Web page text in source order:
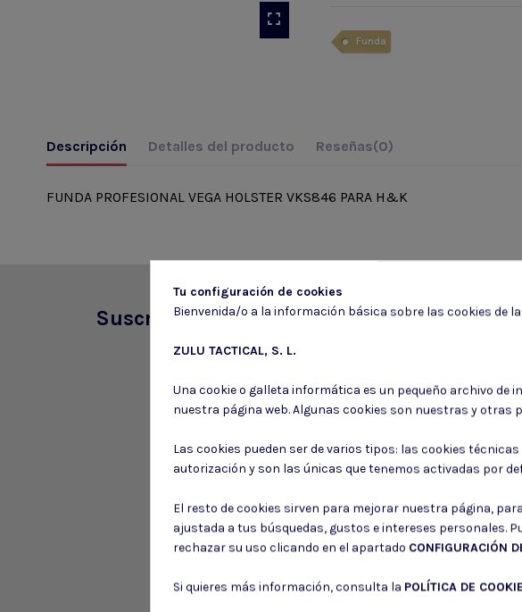
Funda
Descripción Detalles del producto Reseñas(0)
FUNDA PROFESIONAL VEGA HOLSTER VKS846 PARA H&K
Suscríbete a nuestro boletín
Consiento el uso
Consiento el uso
Tu configuración de cookies
Bienvenida/o a la información básica sobre las cookies de
ZULU TACTICAL, S. L.
Una cookie o galleta informática es un pequeño archivo de
nuestra página web. Algunas cookies son nuestras y
Las cookies pueden ser de varios tipos: las cookies
autorización y son las únicas que tenemos activadas por
El resto de cookies sirven para mejorar nuestra página,
ajustada a tus búsquedas, gustos e intereses personales.
rechazar su uso clicando en el apartado CONFIGURACIÓN
Si quieres más información, consulta la POLÍTICA DE